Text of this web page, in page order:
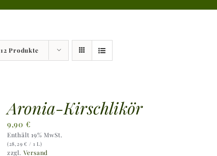
12 Produkte
Aronia-Kirschlikör
9,90 €
Enthält 19% MwSt.
(28,29€ / 1 L)
zzgl. Versand